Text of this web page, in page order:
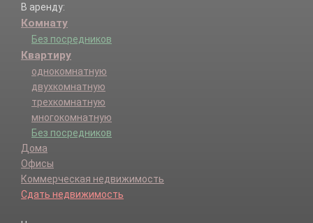
В аренду:
Комнату
Без посредников
Квартиру
однокомнатную
двухкомнатную
трехкомнатную
многокомнатную
Без посредников
Дома
Офисы
Коммерческая недвижимость
Сдать недвижимость